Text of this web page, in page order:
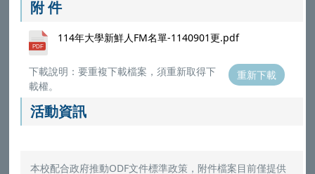
附 件
114年大學新鮮人FM名單-1140901更.pdf
下載說明：要重複下載檔案，須重新取得下
載權。
重新下載
活動資訊
本校配合政府推動ODF文件標準政策，附件檔案目前僅提供